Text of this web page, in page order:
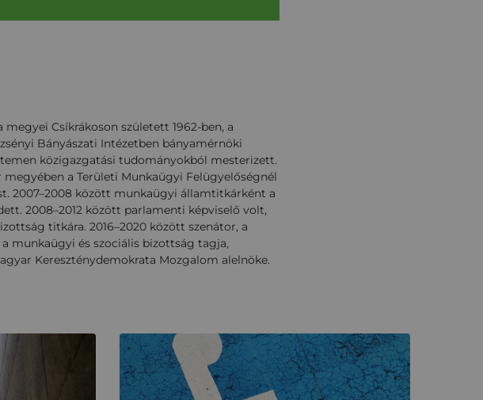
Csíkrákoson született 1962-ben, a
Bányászati Intézetben bányamérnöki
közigazgatási tudományokból mesterizett.
a Területi Munkaügyi Felügyelőségnél
2007–2008 között munkaügyi államtitkárként a
2008–2012 között parlamenti képviselő volt,
titkára. 2016–2020 között szenátor, a
munkaügyi és szociális bizottság tagja,
Kereszténydemokrata Mozgalom alelnöke.